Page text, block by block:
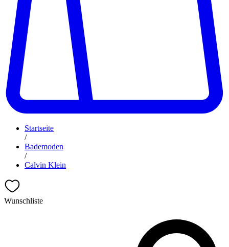
Startseite
/
Bademoden
/
Calvin Klein
Wunschliste